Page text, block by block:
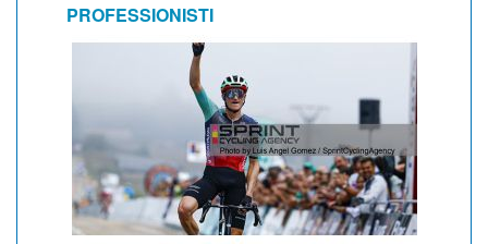
PROFESSIONISTI